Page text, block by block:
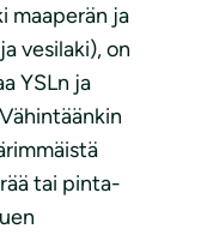
maaperän ja
vesilaki), on
YSLn ja
tai pinta-